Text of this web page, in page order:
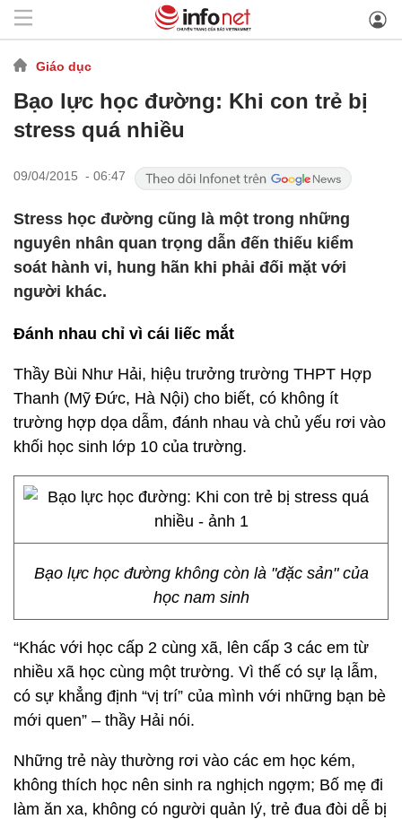
Giáo dục
Bạo lực học đường: Khi con trẻ bị
stress quá nhiều
09/04/2015 - 06:47
Stress học đường cũng là một trong những
nguyên nhân quan trọng dẫn đến thiếu kiểm
soát hành vi, hung hãn khi phải đối mặt với
người khác.
Đánh nhau chỉ vì cái liếc mắt
Thầy Bùi Như Hải, hiệu trưởng trường THPT Hợp
Thanh (Mỹ Đức, Hà Nội) cho biết, có không ít
trường hợp dọa dẫm, đánh nhau và chủ yếu rơi vào
khối học sinh lớp 10 của trường.
Bạo lực học đường không còn là "đặc sản" của
học nam sinh
“Khác với học cấp 2 cùng xã, lên cấp 3 các em từ
nhiều xã học cùng một trường. Vì thế có sự lạ lẫm,
có sự khẳng định “vị trí” của mình với những bạn bè
mới quen” – thầy Hải nói.
Những trẻ này thường rơi vào các em học kém,
không thích học nên sinh ra nghịch ngợm; Bố mẹ đi
làm ăn xa, không có người quản lý, trẻ đua đòi dễ bị